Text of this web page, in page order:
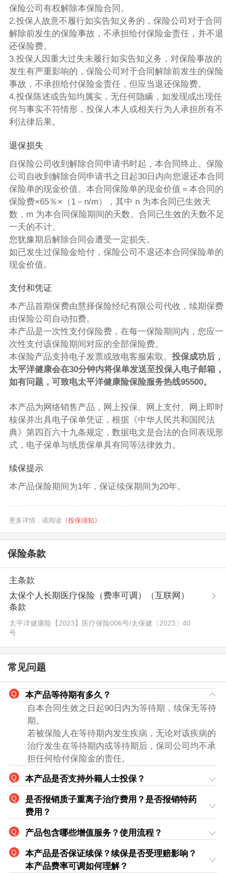
保险公司有权解除本保险合同。
2.投保人故意不履行如实告知义务的，保险公司对于合同
解除前发生的保险事故，不承担给付保险金责任，并不退
还保险费。
3.投保人因重大过失未履行如实告知义务，对保险事故的
发生有严重影响的，保险公司对于合同解除前发生的保险
事故，不承担给付保险金责任，但应当退还保险费。
4.投保陈述或告知均属实，无任何隐瞒，如发现或出现任
何与事实不符情形，投保人本人或相关行为人承担所有不
利法律后果。
退保损失
自保险公司收到解除合同申请书时起，本合同终止。保险
公司自收到解除合同申请书之日起30日内向您退还本合同
保险单的现金价值。本合同保险单的现金价值＝本合同的
保险费×65％×（1－n/m），其中 n 为本合同已生效天
数，m 为本合同保险期间的天数。合同已生效的天数不足
一天的不计。
您犹豫期后解除合同会遭受一定损失。
如已发生过保险金给付，保险公司不退还本合同保险单的
现金价值。
支付和凭证
本产品首期保费由慧择保险经纪有限公司代收，续期保费
由保险公司自动扣费。
本产品是一次性支付保险费，在每一保险期间内，您应一
次性支付该保险期间对应的全部保险费。
本保险产品支持电子发票或致电客服索取。 投保成功后，
太平洋健康会在30分钟内将保单发送至投保人电子邮箱，
如有问题，可致电太平洋健康险保险服务热线95500。
本产品为网络销售产品，网上投保、网上支付、网上即时
核保并出具电子保单凭证，根据《中华人民共和国民法
典》第四百六十九条规定，数据电文是合法的合同表现形
式，电子保单与纸质保单具有同等法律效力。
续保提示
本产品保险期间为1年，保证续保期间为20年。
更多详情，请阅读《投保须知》
保险条款
主条款
太保个人长期医疗保险（费率可调）（互联网）
条款
太平洋健康险【2023】医疗保险006号/太保健〔2023〕40
号
常见问题
本产品等待期有多久？
自本合同生效之日起90日内为等待期，续保无等待
期。
若被保险人在等待期内发生疾病，无论对该疾病的
治疗发生在等待期内或等待期后，保司公司均不承
担任何给付保险金的责任。
本产品是否支持外籍人士投保？
是否报销质子重离子治疗费用？是否报销特药
费用？
产品包含哪些增值服务？使用流程？
本产品是否保证续保？续保是否受理赔影响？
本产品费率可调如何理解？